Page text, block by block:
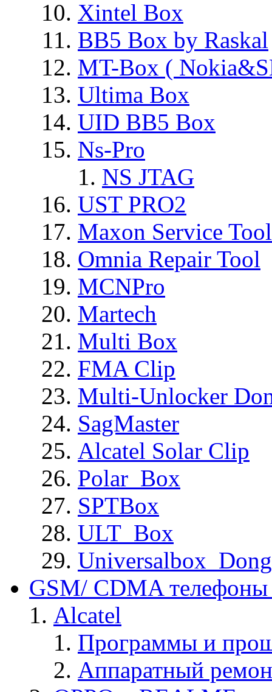
Xintel Box
BB5 Box by Raskal
MT-Box (
Ultima Box
UID BB5 Box
Ns-Pro
NS JTAG
UST PRO2
Maxon Service
Omnia Repair Tool
MCNPro
Martech
Multi Box
FMA Clip
Multi-Unlocker
SagMaster
Alcatel Solar Clip
Polar_Box
SPTBox
ULT_Box
GSM/ CDMA
Alcatel
Программы и
Аппаратный